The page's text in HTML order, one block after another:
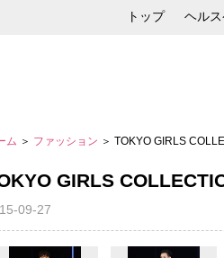
トップ ヘル
ム ＞ ファッション ＞ TOKYO GIRLS
GIRLS
09-27